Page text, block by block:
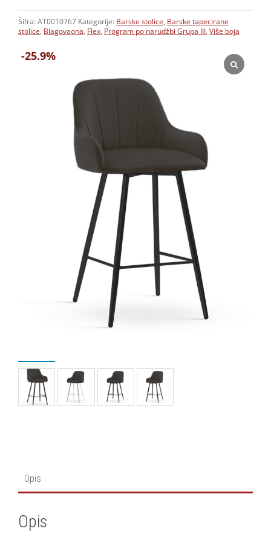
-25.9%
Šifra: AT0010767 Kategorije: Barske stolice, Barske tapecirane
stolice, Blagovaona, Flex, Program po narudžbi Grupa III, Više boja
Opis
Opis